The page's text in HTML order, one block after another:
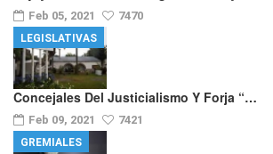
Feb 05, 2021 7470
Concejales Del Justicialismo Y Forja “…
Feb 09, 2021 7421
LEGISLATIVAS
GREMIALES